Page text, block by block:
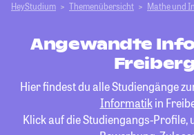
HeyStudium Themenübersicht Mathe und
Angewandte
Hier findest du alle Studiengänge
Informatikin
Klick auf die Studiengangs-Profile,